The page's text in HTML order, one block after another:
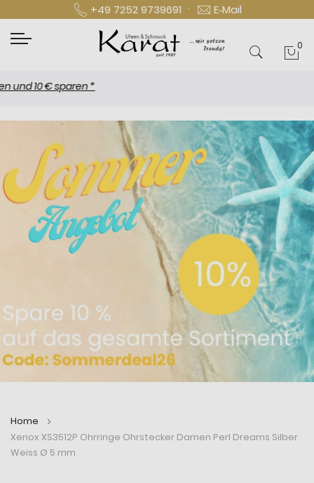
+49 7252 9739691 · E‑Mail
0
€ sparen *
Home
Xenox XS3512P Ohrringe Ohrstecker Damen Perl Dreams Silber
Weiss Ø 5 mm